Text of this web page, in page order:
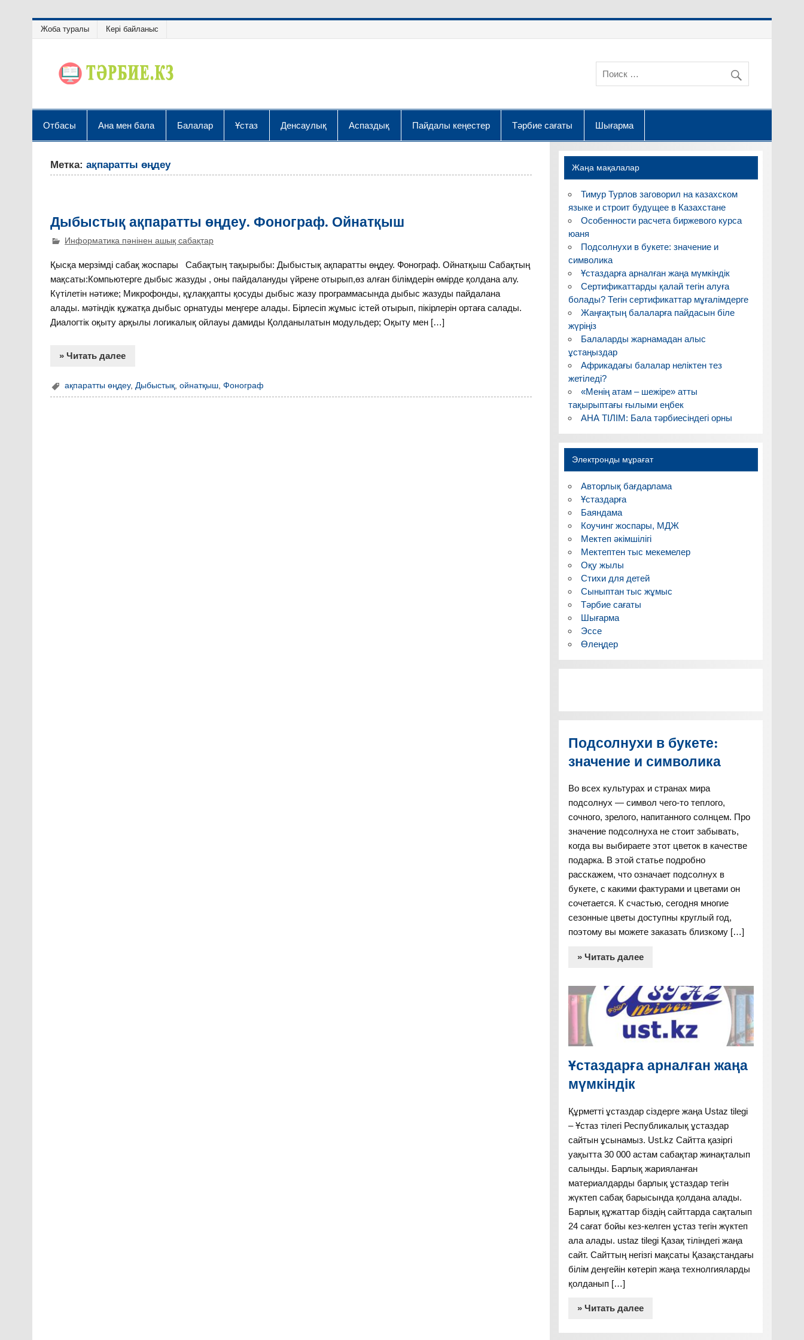
Жоба туралы Кері байланыс
Отбасы Ана мен бала Балалар Ұстаз Денсаулық Аспаздық Пайдалы кеңестер Тәрбие сағаты Шығарма
Метка:ақпаратты өңдеу
Дыбыстық ақпаратты өңдеу. Фонограф. Ойнатқыш
Информатика пәнінен ашық сабақтар
Қысқа мерзімді сабақ жоспары Сабақтың тақырыбы: Дыбыстық ақпаратты өңдеу. Фонограф. Ойнатқыш Сабақтың
мақсаты:Компьютерге дыбыс жазуды , оны пайдалануды үйрене отырып,өз алған білімдерін өмірде қолдана алу.
Күтілетін нәтиже; Микрофонды, құлаққапты қосуды дыбыс жазу программасында дыбыс жазуды пайдалана
алады. мәтіндік құжатқа дыбыс орнатуды меңгере алады. Бірлесіп жұмыс істей отырып, пікірлерін ортаға салады.
Диалогтік оқыту арқылы логикалық ойлауы дамиды Қолданылатын модульдер; Оқыту мен […]
» Читать далее
ақпаратты өңдеу, Дыбыстық ,ойнатқыш ,Фонограф
Жаңа мақалалар
Тимур Турлов заговорил на казахском
языке и строит будущее в Казахстане
Особенности расчета биржевого курса
юаня
Подсолнухи в букете: значение и
символика
Ұстаздарға арналған жаңа мүмкіндік
Сертификаттарды қалай тегін алуға
болады? Тегін сертификаттар мұғалімдерге
Жаңғақтың балаларға пайдасын біле
жүріңіз
Балаларды жарнамадан алыс
ұстаңыздар
Африкадағы балалар неліктен тез
жетіледі?
«Менің атам – шежіре» атты
тақырыптағы ғылыми еңбек
АНА ТІЛІМ: Бала тәрбиесіндегі орны
Электронды мұрағат
Авторлық бағдарлама
Ұстаздарға
Баяндама
Коучинг жоспары, МДЖ
Мектеп әкімшілігі
Мектептен тыс мекемелер
Оқу жылы
Стихи для детей
Сыныптан тыс жұмыс
Тәрбие сағаты
Шығарма
Эссе
Өлеңдер
Подсолнухи в букете:
значение и символика
Во всех культурах и странах мира
подсолнух — символ чего-то теплого,
сочного, зрелого, напитанного солнцем. Про
значение подсолнуха не стоит забывать,
когда вы выбираете этот цветок в качестве
подарка. В этой статье подробно
расскажем, что означает подсолнух в
букете, с какими фактурами и цветами он
сочетается. К счастью, сегодня многие
сезонные цветы доступны круглый год,
поэтому вы можете заказать близкому […]
» Читать далее
Ұстаздарға арналған жаңа
мүмкіндік
Құрметті ұстаздар сіздерге жаңа Ustaz tilegi
– Ұстаз тілегі Республикалық ұстаздар
сайтын ұсынамыз. Ust.kz Сайтта қазіргі
уақытта 30 000 астам сабақтар жинақталып
салынды. Барлық жарияланған
материалдарды барлық ұстаздар тегін
жүктеп сабақ барысында қолдана алады.
Барлық құжаттар біздің сайттарда сақталып
24 сағат бойы кез-келген ұстаз тегін жүктеп
ала алады. ustaz tilegi Қазақ тіліндегі жаңа
сайт. Сайттың негізгі мақсаты Қазақстандағы
білім деңгейін көтеріп жаңа технолгияларды
қолданып […]
» Читать далее